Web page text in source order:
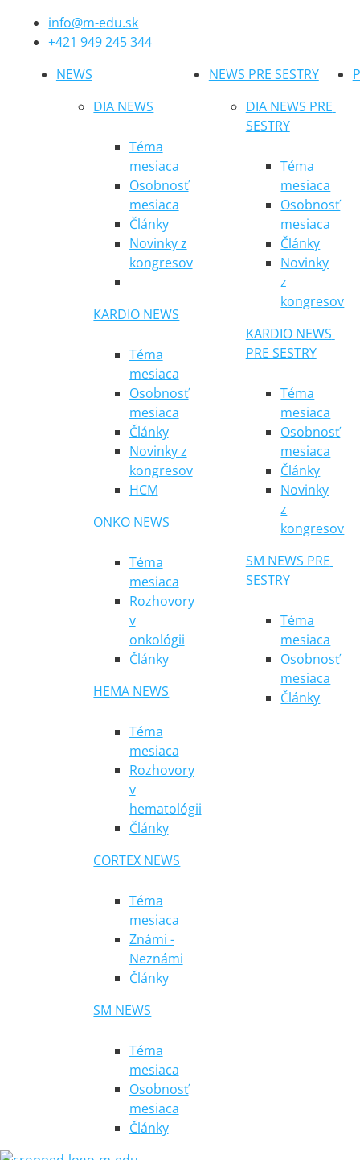
info@m-edu.sk
+421 949 245 344
NEWS
DIA NEWS
Téma
mesiaca
Osobnosť
mesiaca
Články
Novinky z
kongresov
KARDIO NEWS
Téma
mesiaca
Osobnosť
mesiaca
Články
Novinky z
kongresov
HCM
ONKO NEWS
Téma
mesiaca
Rozhovory
v
onkológii
Články
HEMA NEWS
Téma
mesiaca
Rozhovory
v
hematológii
Články
CORTEX NEWS
Téma
mesiaca
Známi -
Neznámi
Články
SM NEWS
Téma
mesiaca
Osobnosť
mesiaca
Články
NEWS PRE SESTRY
DIA NEWS PRE
SESTRY
Téma
mesiaca
Osobnosť
mesiaca
Články
Novinky
z
kongresov
KARDIO NEWS
PRE SESTRY
Téma
mesiaca
Osobnosť
mesiaca
Články
Novinky
z
kongresov
SM NEWS PRE
SESTRY
Téma
mesiaca
Osobnosť
mesiaca
Články